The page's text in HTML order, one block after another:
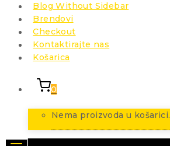
Blog Without Sidebar
Brendovi
Checkout
Kontaktirajte nas
Košarica
0
Nema proizvoda u košarici.